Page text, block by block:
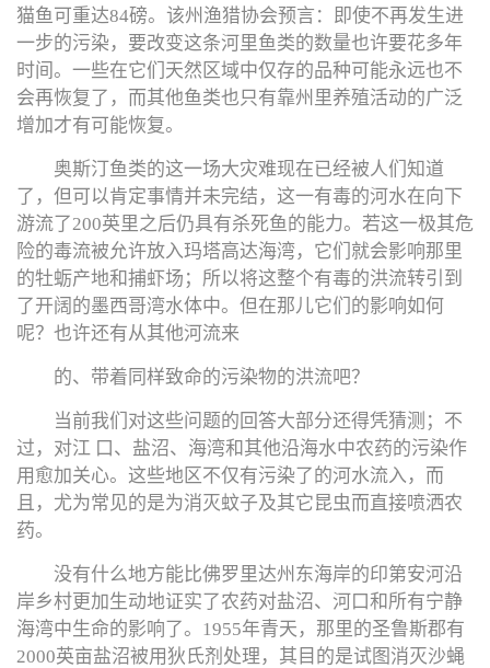
猫鱼可重达84磅。该州渔猎协会预言：即使不再发生进
一步的污染，要改变这条河里鱼类的数量也许要花多年
时间。一些在它们天然区域中仅存的品种可能永远也不
会再恢复了，而其他鱼类也只有靠州里养殖活动的广泛
增加才有可能恢复。
奥斯汀鱼类的这一场大灾难现在已经被人们知道
了，但可以肯定事情并未完结，这一有毒的河水在向下
游流了200英里之后仍具有杀死鱼的能力。若这一极其危
险的毒流被允许放入玛塔高达海湾，它们就会影响那里
的牡蛎产地和捕虾场；所以将这整个有毒的洪流转引到
了开阔的墨西哥湾水体中。但在那儿它们的影响如何
呢？也许还有从其他河流来
的、带着同样致命的污染物的洪流吧？
当前我们对这些问题的回答大部分还得凭猜测；不
过，对江 口、盐沼、海湾和其他沿海水中农药的污染作
用愈加关心。这些地区不仅有污染了的河水流入，而
且，尤为常见的是为消灭蚊子及其它昆虫而直接喷洒农
药。
没有什么地方能比佛罗里达州东海岸的印第安河沿
岸乡村更加生动地证实了农药对盐沼、河口和所有宁静
海湾中生命的影响了。1955年青天，那里的圣鲁斯郡有
2000英亩盐沼被用狄氏剂处理，其目的是试图消灭沙蝇